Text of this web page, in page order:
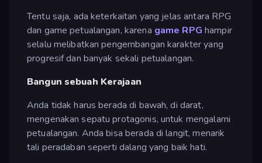
Tentu saja, ada keterkaitan yang jelas antara RPG
dan game petualangan, karena game RPG hampir
selalu melibatkan pengembangan karakter yang
progresif dan banyak sekali petualangan.
Bangun sebuah Kerajaan
Anda tidak harus berada di bawah, di darat,
mengenakan sepatu protagonis, untuk mengalami
petualangan. Anda bisa berada di langit, menarik
tali peradaban seperti dalang yang baik hati.